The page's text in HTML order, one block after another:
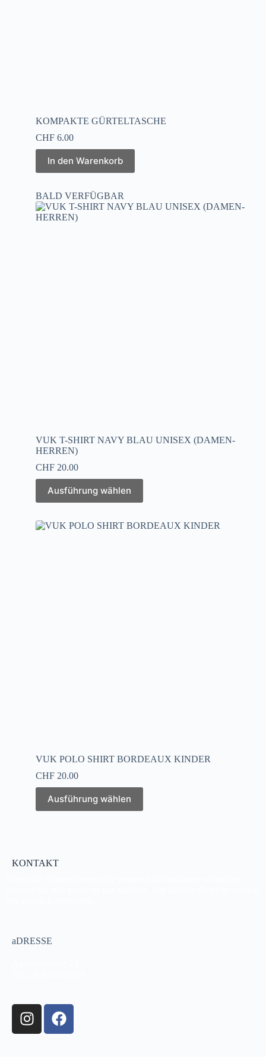
KOMPAKTE GÜRTELTASCHE
CHF 6.00
In den Warenkorb
BALD VERFÜGBAR
VUK T-SHIRT NAVY BLAU UNISEX (DAMEN-
HERREN)
CHF 20.00
Ausführung wählen
VUK POLO SHIRT BORDEAUX KINDER
CHF 20.00
Ausführung wählen
KONTAKT
aDRESSE